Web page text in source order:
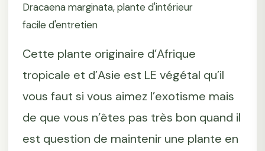
Dracaena marginata, plante d'intérieur
facile d'entretien
Cette plante originaire d’Afrique
tropicale et d’Asie est LE végétal qu’il
vous faut si vous aimez l’exotisme mais
de que vous n’êtes pas très bon quand il
est question de maintenir une plante en